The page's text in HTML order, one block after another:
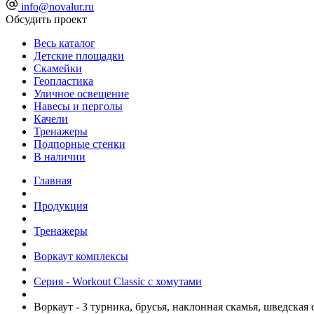
info@novalur.ru
Обсудить проект
Весь каталог
Детские площадки
Скамейки
Геопластика
Уличное освещение
Навесы и перголы
Качели
Тренажеры
Подпорные стенки
В наличии
Главная
Продукция
Тренажеры
Воркаут комплексы
Серия - Workout Classic с хомутами
Воркаут - 3 турника, брусья, наклонная скамья, шведская